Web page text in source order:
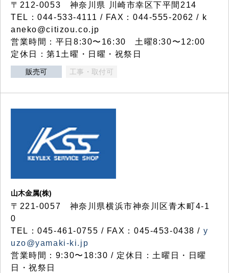
〒212-0053 神奈川県 川崎市幸区下平間214
TEL：044-533-4111 / FAX：044-555-2062 / k
aneko@citizou.co.jp
営業時間：平日8:30〜16:30 土曜8:30〜12:00
定休日：第1土曜・日曜・祝祭日
販売可 工事・取付可
山木金属(株)
〒221-0057 神奈川県横浜市神奈川区青木町4-1
0
TEL：045-461-0755 / FAX：045-453-0438 / y
uzo@yamaki-ki.jp
営業時間：9:30〜18:30 / 定休日：土曜日・日曜
日・祝祭日